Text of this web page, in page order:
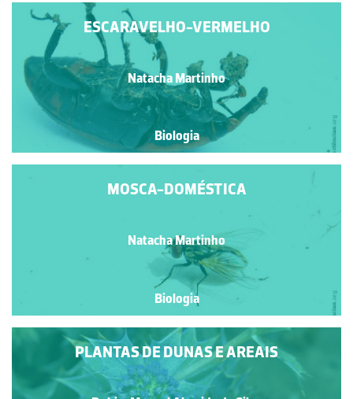
ESCARAVELHO-VERMELHO
Natacha Martinho
Biologia
MOSCA-DOMÉSTICA
Natacha Martinho
Biologia
PLANTAS DE DUNAS E AREAIS